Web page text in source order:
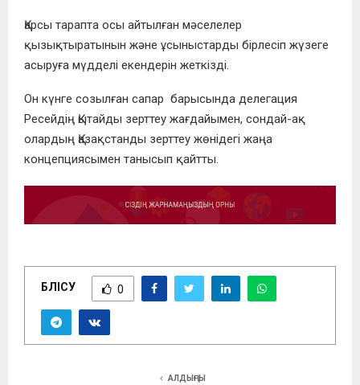
Қарсы тарапта осы айтылған мәселелер
қызықтыратынын және ұсыныстарды бірлесіп жүзеге
асыруға мүдделі екендерін жеткізді.
Он күнге созылған сапар барысында делегация
Ресейдің Қытайды зерттеу жағдайымен, сондай-ақ
олардың Қазақстанды зерттеу жөнідегі жаңа
концепциясымен танысып қайтты.
БӨЛІСУ 0
АЛДЫҢҒЫ